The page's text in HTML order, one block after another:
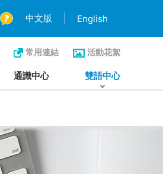
中文版 English
常用連結 活動花絮
通識中心 雙語中心